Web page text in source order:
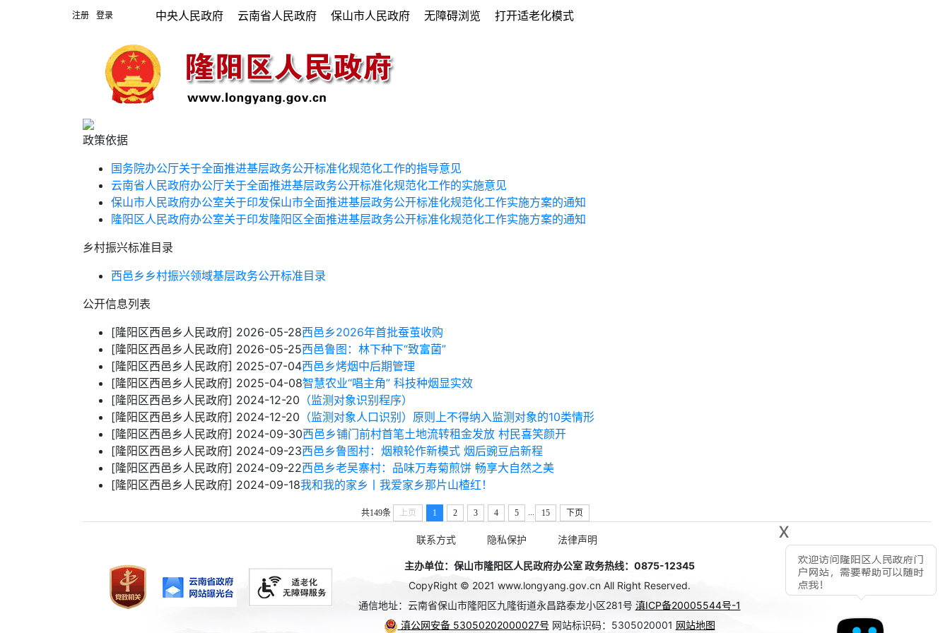
注册 登录
x
中央人民政府 云南省人民政府 保山市人民政府 无障碍浏览 打开适老化模式
政策依据
国务院办公厅关于全面推进基层政务公开标准化规范化工作的指导意见
云南省人民政府办公厅关于全面推进基层政务公开标准化规范化工作的实施意见
保山市人民政府办公室关于印发保山市全面推进基层政务公开标准化规范化工作实施方案的通知
隆阳区人民政府办公室关于印发隆阳区全面推进基层政务公开标准化规范化工作实施方案的通知
乡村振兴标准目录
西邑乡乡村振兴领域基层政务公开标准目录
公开信息列表
[隆阳区西邑乡人民政府] 2026-05-28西邑乡2026年首批蚕茧收购
[隆阳区西邑乡人民政府] 2026-05-25西邑鲁图：林下种下“致富菌”
[隆阳区西邑乡人民政府] 2025-07-04西邑乡烤烟中后期管理
[隆阳区西邑乡人民政府] 2025-04-08智慧农业“唱主角” 科技种烟显实效
[隆阳区西邑乡人民政府] 2024-12-20 （监测对象识别程序）
[隆阳区西邑乡人民政府] 2024-12-20 （监测对象人口识别）原则上不得纳入监测对象的10类情形
[隆阳区西邑乡人民政府] 2024-09-30西邑乡铺门前村首笔土地流转租金发放 村民喜笑颜开
[隆阳区西邑乡人民政府] 2024-09-23西邑乡鲁图村：烟粮轮作新模式 烟后豌豆启新程
[隆阳区西邑乡人民政府] 2024-09-22西邑乡老吴寨村：品味万寿菊煎饼 畅享大自然之美
[隆阳区西邑乡人民政府] 2024-09-18我和我的家乡丨我爱家乡那片山楂红！
共149条 上页 1 2 3 4 5 15 下页
联系方式 隐私保护 法律声明
主办单位：保山市隆阳区人民政府办公室 政务热线：0875-12345
CopyRight © 2021 www.longyang.gov.cn All Right Reserved.
通信地址：云南省保山市隆阳区九隆街道永昌路泰龙小区281号 滇ICP备20005544号-1
滇公网安备 53050202000027号 网站标识码：5305020001 网站地图